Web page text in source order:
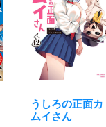
うしろの正面カ
ムイさん